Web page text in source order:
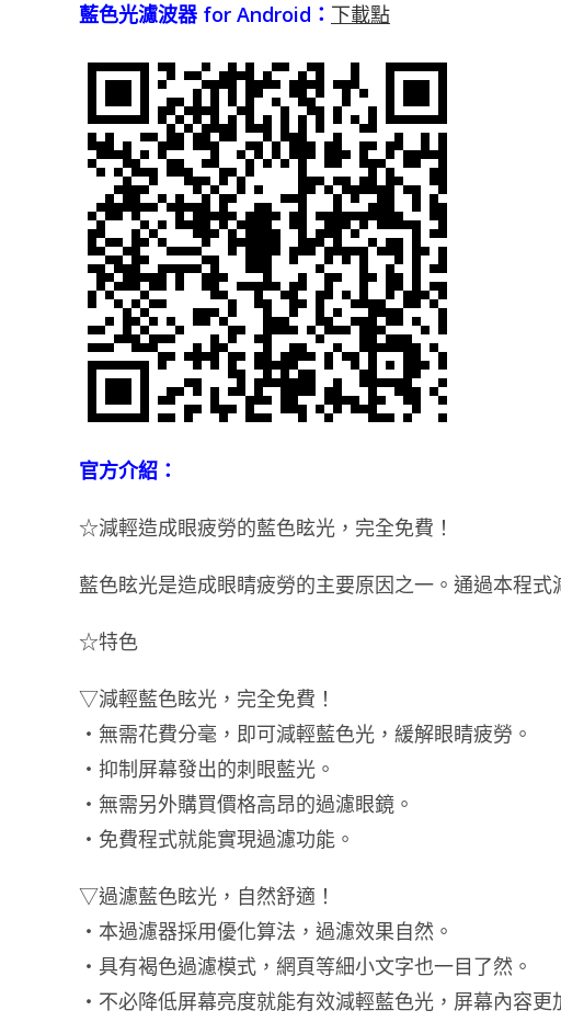
藍色光濾波器 for Android： 下載點
官方介紹：
☆減輕造成眼疲勞的藍色眩光，完全免費！
藍色眩光是造成眼睛疲勞的主要原因之一。通過本程式
☆特色
▽減輕藍色眩光，完全免費！
・無需花費分毫，即可減輕藍色光，緩解眼睛疲勞。
・抑制屏幕發出的刺眼藍光。
・無需另外購買價格高昂的過濾眼鏡。
・免費程式就能實現過濾功能。
▽過濾藍色眩光，自然舒適！
・本過濾器採用優化算法，過濾效果自然。
・具有褐色過濾模式，網頁等細小文字也一目了然。
・不必降低屏幕亮度就能有效減輕藍色光，屏幕內容更